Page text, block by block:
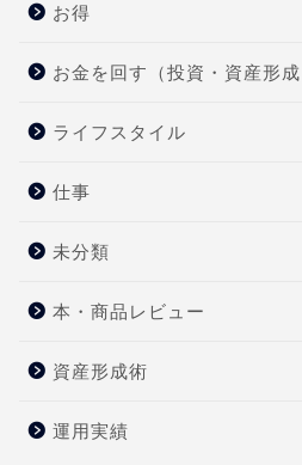
お得
お金を回す（投資・資産形成
ライフスタイル
仕事
未分類
本・商品レビュー
資産形成術
運用実績